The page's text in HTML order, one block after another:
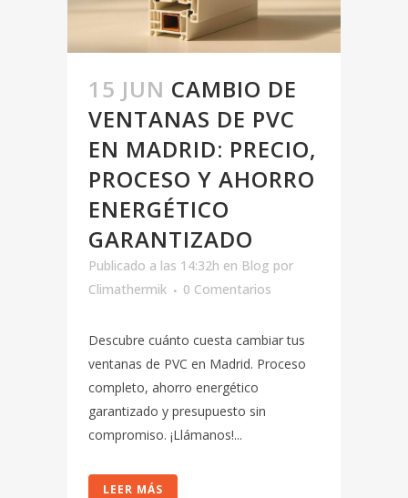
15 JUN CAMBIO DE
VENTANAS DE PVC
EN MADRID: PRECIO,
PROCESO Y AHORRO
ENERGÉTICO
GARANTIZADO
Publicado a las 14:32h en Blog por
Climathermik
0 Comentarios
Descubre cuánto cuesta cambiar tus
ventanas de PVC en Madrid. Proceso
completo, ahorro energético
garantizado y presupuesto sin
compromiso. ¡Llámanos!...
LEER MÁS